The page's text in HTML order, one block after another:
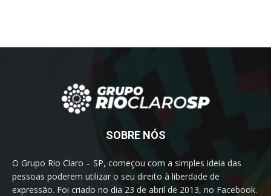
SOBRE NÓS
O Grupo Rio Claro – SP, começou com a simples ideia das
pessoas poderem utilizar o seu direito à liberdade de
expressão. Foi criado no dia 23 de abril de 2013, no Facebook.